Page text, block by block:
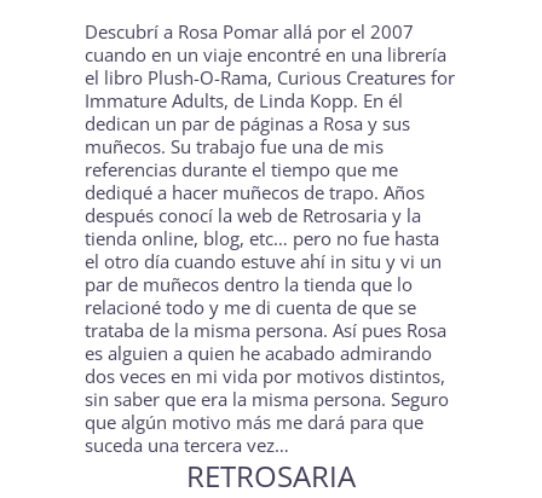
Descubrí a Rosa Pomar allá por el 2007
cuando en un viaje encontré en una librería
el libro Plush-O-Rama, Curious Creatures for
Immature Adults, de Linda Kopp. En él
dedican un par de páginas a Rosa y sus
muñecos. Su trabajo fue una de mis
referencias durante el tiempo que me
dediqué a hacer muñecos de trapo. Años
después conocí la web de Retrosariay la
tienda online, blog, etc… pero no fue hasta
el otro día cuando estuve ahí in situ y vi un
par de muñecos dentro la tienda que lo
relacioné todo y me di cuenta de que se
trataba de la misma persona. Así pues Rosa
es alguien a quien he acabado admirando
dos veces en mi vida por motivos distintos,
sin saber que era la misma persona. Seguro
que algún motivo más me dará para que
suceda una tercera vez…
RETROSARIA